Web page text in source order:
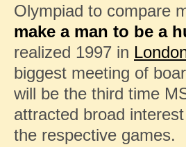
Olympiad to compare
make a man to be a
realized 1997 in
biggest meeting of
will be the third time
attracted broad
the respective games.